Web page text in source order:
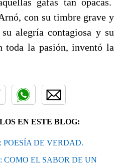
con su timbre grave y
alegría contagiosa y su
toda la pasión, inventó la
EN ESTE BLOG:
POESÍA DE VERDAD.
COMO EL SABOR DE UN